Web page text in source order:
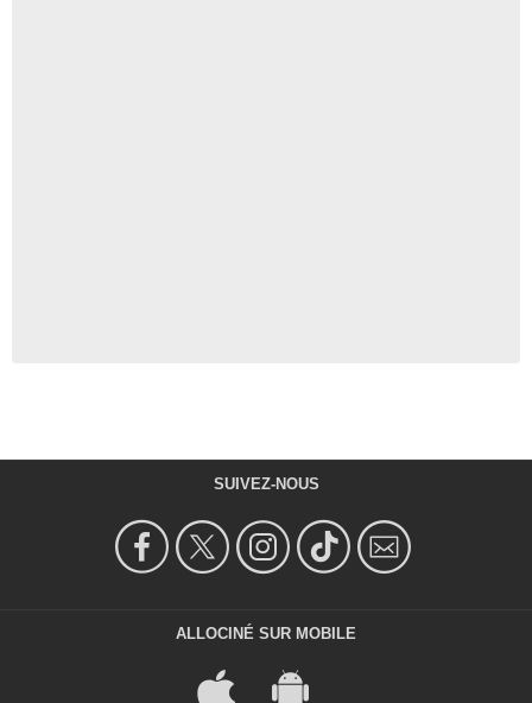
SUIVEZ-NOUS
ALLOCINÉ SUR MOBILE